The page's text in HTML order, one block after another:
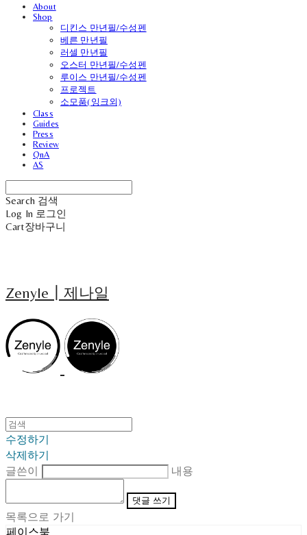
About
Shop
디킨스 만년필/수성펜
베른 만년필
러셀 만년필
오스터 만년필/수성펜
루이스 만년필/수성펜
프로젝트
소모품(잉크외)
Class
Guides
Press
Review
QnA
AS
Search 검색
Log In 로그인
Cart장바구니
Zenyle┃제나일
수정하기
삭제하기
글쓴이
내용
댓글 쓰기
목록으로 가기
페이스북